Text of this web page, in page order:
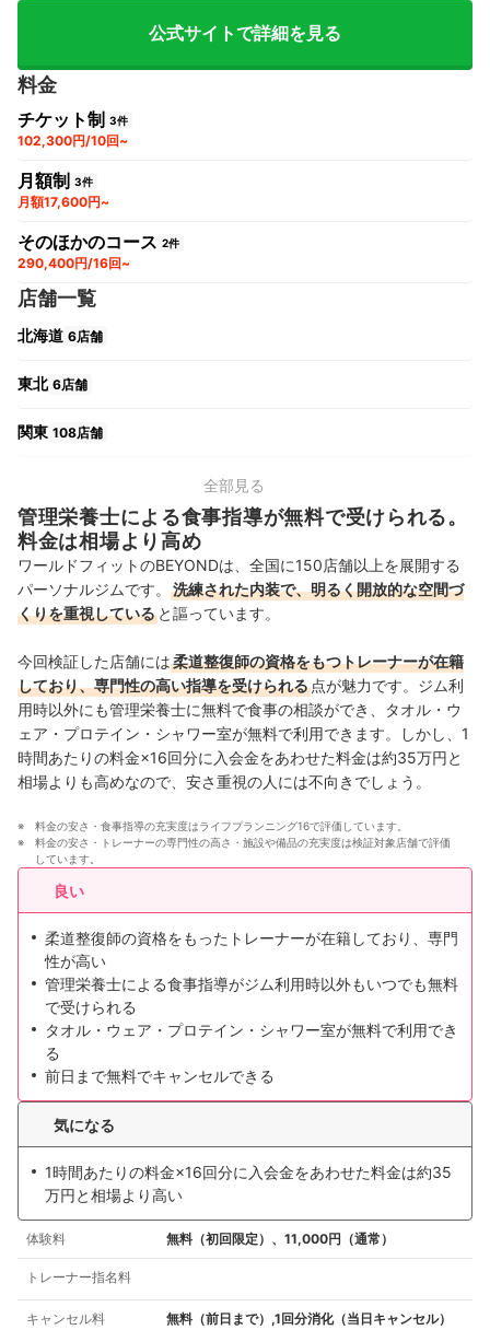
公式サイトで詳細を見る
料金
チケット制 3件
102,300円/10回~
月額制 3件
月額17,600円~
そのほかのコース 2件
290,400円/16回~
店舗一覧
北海道 6店舗
東北 6店舗
関東 108店舗
関西 19店舗
中国・四国 5店舗
九州・沖縄 9店舗
全部見る
管理栄養士による食事指導が無料で受けられる。
料金は相場より高め
ワールドフィットのBEYONDは、全国に150店舗以上を展開する
パーソナルジムです。
洗練された内装で、明るく開放的な空間づ
くりを重視している と謳っています。
今回検証した店舗には柔道整復師の資格をもつトレーナーが在籍
しており、専門性の高い指導を受けられる点が魅力です。ジム利
用時以外にも管理栄養士に無料で食事の相談ができ、タオル・ウ
ェア・プロテイン・シャワー室が無料で利用できます。しかし、1
時間あたりの料金×16回分に入会金をあわせた料金は約35万円と
相場よりも高めなので、安さ重視の人には不向きでしょう。
料金の安さ・食事指導の充実度はライフプランニング16で評価しています。
料金の安さ・トレーナーの専門性の高さ・施設や備品の充実度は検証対象店舗で評価
しています。
良い
柔道整復師の資格をもったトレーナーが在籍しており、専門
性が高い
管理栄養士による食事指導がジム利用時以外もいつでも無料
で受けられる
タオル・ウェア・プロテイン・シャワー室が無料で利用でき
る
前日まで無料でキャンセルできる
気になる
1時間あたりの料金×16回分に入会金をあわせた料金は約35
万円と相場より高い
体験料 無料（初回限定）、11,000円（通常）
トレーナー指名料
キャンセル料 無料（前日まで）,1回分消化（当日キャンセル）